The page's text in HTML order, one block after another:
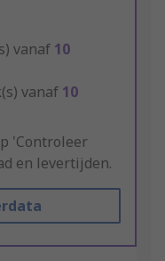
vanaf 10
vanaf 10
'Controleer
en levertijden.